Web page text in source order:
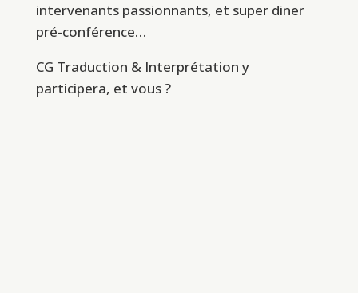
intervenants passionnants, et super diner
pré-conférence…
CG Traduction & Interprétation y
participera, et vous ?